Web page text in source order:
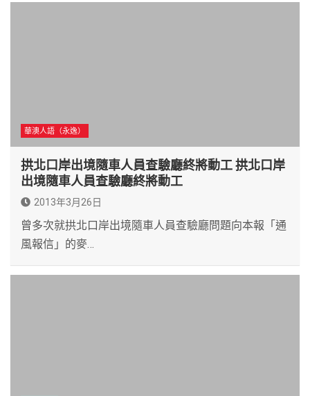
華澳人語（永逸）
拱北口岸出境隨車人員查驗廳終將動工 拱北口岸
出境隨車人員查驗廳終將動工
2013年3月26日
曾多次就拱北口岸出境隨車人員查驗廳問題向本報「通
風報信」的麥…